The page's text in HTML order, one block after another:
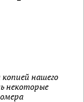
нашего
некоторые